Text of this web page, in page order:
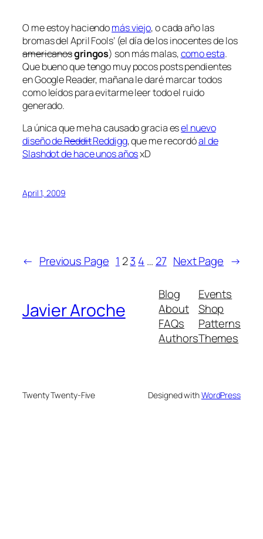
O me estoy haciendomás viejo, o cada año las
bromas del April Fools’ (el día de los inocentes de los
americanosgringos) son más malas,como esta.
Que bueno que tengo muy pocos posts pendientes
en Google Reader, mañana le darémarcar todos
como leídospara evitarme leer todo el ruido
generado.
La única que me ha causado gracia esel nuevo
diseño deRedditReddigg, que me recordóal de
Slashdot de hace unos añosxD
April 1, 2009
← Previous Page 1 23 4 … 27 Next Page →
Javier Aroche
Blog
About
FAQs
Authors
Events
Shop
Patterns
Themes
Twenty Twenty-Five Designed withWordPress